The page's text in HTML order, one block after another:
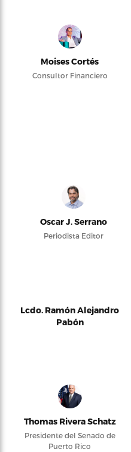
Moises Cortés
Consultor Financiero
Oscar J. Serrano
Periodista Editor
Lcdo. Ramón Alejandro
Pabón
Thomas Rivera Schatz
Presidente del Senado de
Puerto Rico